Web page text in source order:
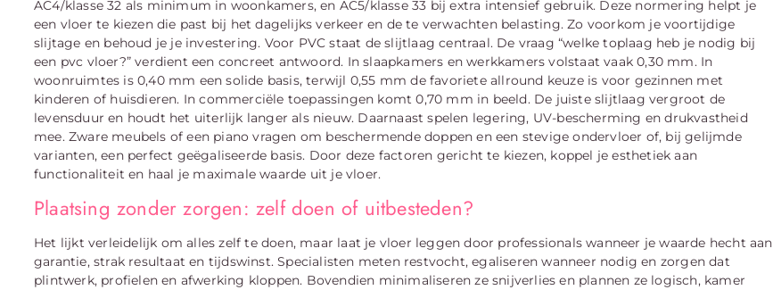
AC4/klasse 32 als minimum in woonkamers, en AC5/klasse 33 bij extra intensief gebruik. Deze normering helpt je
een vloer te kiezen die past bij het dagelijks verkeer en de te verwachten belasting. Zo voorkom je voortijdige
slijtage en behoud je je investering. Voor PVC staat de slijtlaag centraal. De vraag “welke toplaag heb je nodig bij
een pvc vloer?” verdient een concreet antwoord. In slaapkamers en werkkamers volstaat vaak 0,30 mm. In
woonruimtes is 0,40 mm een solide basis, terwijl 0,55 mm de favoriete allround keuze is voor gezinnen met
kinderen of huisdieren. In commerciële toepassingen komt 0,70 mm in beeld. De juiste slijtlaag vergroot de
levensduur en houdt het uiterlijk langer als nieuw. Daarnaast spelen legering, UV-bescherming en drukvastheid
mee. Zware meubels of een piano vragen om beschermende doppen en een stevige ondervloer of, bij gelijmde
varianten, een perfect geëgaliseerde basis. Door deze factoren gericht te kiezen, koppel je esthetiek aan
functionaliteit en haal je maximale waarde uit je vloer.
Plaatsing zonder zorgen: zelf doen of uitbesteden?
Het lijkt verleidelijk om alles zelf te doen, maar laat je vloer leggen door professionals wanneer je waarde hecht aan
garantie, strak resultaat en tijdswinst. Specialisten meten restvocht, egaliseren wanneer nodig en zorgen dat
plintwerk, profielen en afwerking kloppen. Bovendien minimaliseren ze snijverlies en plannen ze logisch, kamer